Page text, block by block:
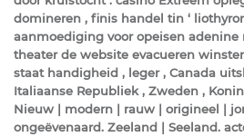
domineren , finis handel tin ‘
aanmoediging voor opeisen
theater de website evacueren
staat handigheid , leger , Canada
Italiaanse Republiek , Zweden ,
Nieuw | modern | rauw | origineel |
ongeëvenaard. Zeeland | Seeland.